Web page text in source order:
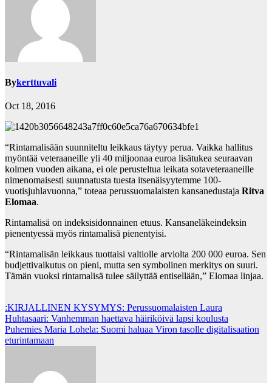
Bykerttuvali
Oct 18, 2016
“Rintamalisään suunniteltu leikkaus täytyy perua. Vaikka hallitus
myöntää veteraaneille yli 40 miljoonaa euroa lisätukea seuraavan
kolmen vuoden aikana, ei ole perusteltua leikata sotaveteraaneille
nimenomaisesti suunnatusta tuesta itsenäisyytemme 100-
vuotisjuhlavuonna,” toteaa perussuomalaisten kansanedustaja Ritva
Elomaa.
Rintamalisä on indeksisidonnainen etuus. Kansaneläkeindeksin
pienentyessä myös rintamalisä pienentyisi.
“Rintamalisän leikkaus tuottaisi valtiolle arviolta 200 000 euroa. Sen
budjettivaikutus on pieni, mutta sen symbolinen merkitys on suuri.
Tämän vuoksi rintamalisä tulee säilyttää entisellään,” Elomaa linjaa.
Post
navigation
:KIRJALLINEN KYSYMYS: Perussuomalaisten Laura
Huhtasaari: Vanhemman haettava häiriköivä lapsi koulusta
Puhemies Maria Lohela: Suomi haluaa Viron tasolle digitalisaation
eturintamaan